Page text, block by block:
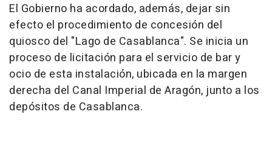
El Gobierno ha acordado, además, dejar sin
efecto el procedimiento de concesión del
quiosco del "Lago de Casablanca". Se inicia un
proceso de licitación para el servicio de bar y
ocio de esta instalación, ubicada en la margen
derecha del Canal Imperial de Aragón, junto a los
depósitos de Casablanca.